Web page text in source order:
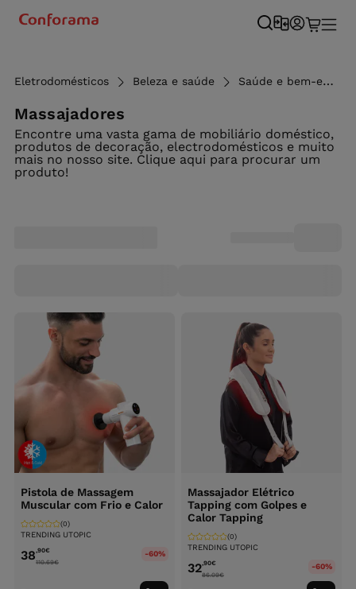
Eletrodomésticos Beleza e saúde Saúde e bem-estar
Massajadores
Encontre uma vasta gama de mobiliário doméstico,
produtos de decoração, electrodomésticos e muito
mais no nosso site. Clique aqui para procurar um
produto!
Pistola de Massagem
Muscular com Frio e Calor
TRENDING UTOPIC
(0)
38,90€
110.69€
-60%
Massajador Elétrico
Tapping com Golpes e
Calor Tapping
TRENDING UTOPIC
(0)
32,90€
86.09€
-60%